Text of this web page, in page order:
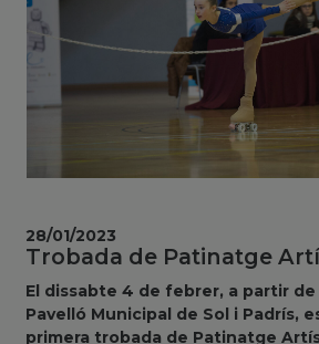
Trobada de Patinatge
El dissabte 4 de febrer, a partir de
Pavelló Municipal de Sol i Padrís,
primera trobada de Patinatge
28/01/2023